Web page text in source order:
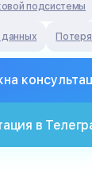
подсистемы
данных
в